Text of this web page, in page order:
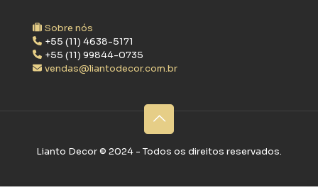
Sobre nós
+55 (11) 4638-5171
+55 (11) 99844-0735
vendas@liantodecor.com.br
Lianto Decor ©‎ 2024 - Todos os direitos reservados.